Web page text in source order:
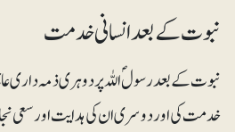
نبوت کے بعد انسانی خدمت
نبوت کے بعد رسولؐ اللہ پر دوہری ذمہ داری
خدمت کی اور دوسری ان کی ہدایت اور